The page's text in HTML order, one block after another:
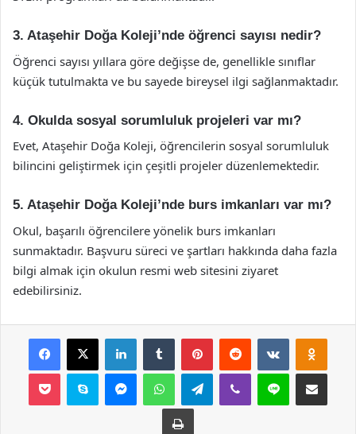
3. Ataşehir Doğa Koleji’nde öğrenci sayısı nedir?
Öğrenci sayısı yıllara göre değişse de, genellikle sınıflar
küçük tutulmakta ve bu sayede bireysel ilgi sağlanmaktadır.
4. Okulda sosyal sorumluluk projeleri var mı?
Evet, Ataşehir Doğa Koleji, öğrencilerin sosyal sorumluluk
bilincini geliştirmek için çeşitli projeler düzenlemektedir.
5. Ataşehir Doğa Koleji’nde burs imkanları var mı?
Okul, başarılı öğrencilere yönelik burs imkanları
sunmaktadır. Başvuru süreci ve şartları hakkında daha fazla
bilgi almak için okulun resmi web sitesini ziyaret
edebilirsiniz.
Facebook
X LinkedInTumblr PinterestReddit VKontakte
Pocket Skype MessengerWhatsAppTelegramViber Line E-Posta ile
Yazdır